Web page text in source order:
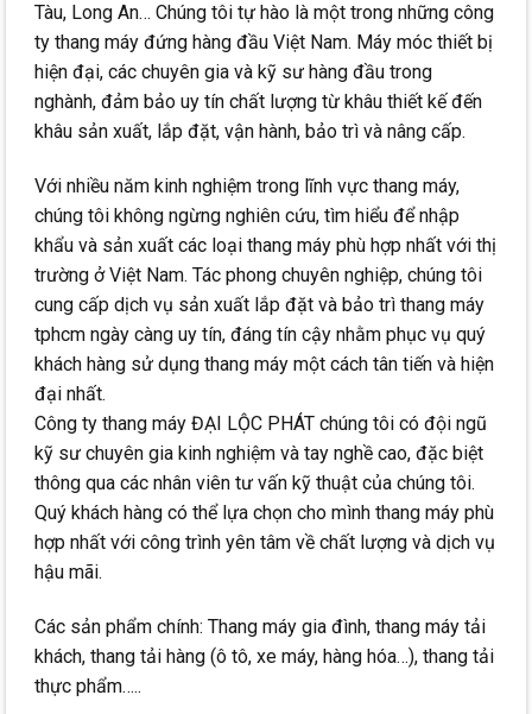
Tàu, Long An… Chúng tôi tự hào là một trong những công
ty thang máy đứng hàng đầu Việt Nam. Máy móc thiết bị
hiện đại, các chuyên gia và kỹ sư hàng đầu trong
nghành, đảm bảo uy tín chất lượng từ khâu thiết kế đến
khâu sản xuất, lắp đặt, vận hành, bảo trì và nâng cấp.
Với nhiều năm kinh nghiệm trong lĩnh vực thang máy,
chúng tôi không ngừng nghiên cứu, tìm hiểu để nhập
khẩu và sản xuất các loại thang máy phù hợp nhất với thị
trường ở Việt Nam. Tác phong chuyên nghiệp, chúng tôi
cung cấp dịch vụ sản xuất lắp đặt và bảo trì thang máy
tphcm ngày càng uy tín, đáng tín cậy nhằm phục vụ quý
khách hàng sử dụng thang máy một cách tân tiến và hiện
đại nhất.
Công ty thang máy ĐẠI LỘC PHÁT chúng tôi có đội ngũ
kỹ sư chuyên gia kinh nghiệm và tay nghề cao, đặc biệt
thông qua các nhân viên tư vấn kỹ thuật của chúng tôi.
Quý khách hàng có thể lựa chọn cho mình thang máy phù
hợp nhất với công trình yên tâm về chất lượng và dịch vụ
hậu mãi.
Các sản phẩm chính: Thang máy gia đình, thang máy tải
khách, thang tải hàng (ô tô, xe máy, hàng hóa…), thang tải
thực phẩm…..